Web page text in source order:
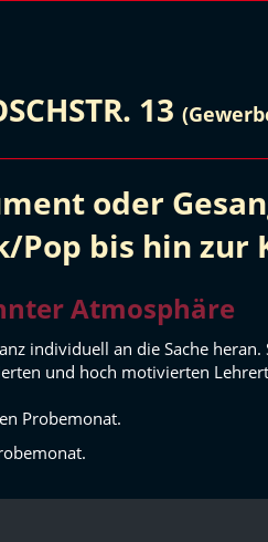
13
oder
Pop bis hin zur
Atmosphäre
individuell an die Sache
und hoch motivierten
Probemonat.